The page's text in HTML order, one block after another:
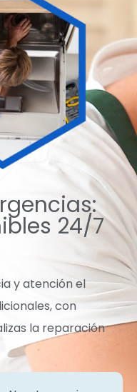
24/7
y atención el
con
la reparación